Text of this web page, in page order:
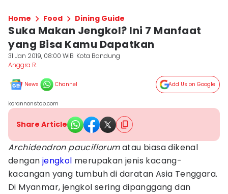
Home Food Dining Guide
Suka Makan Jengkol? Ini 7 Manfaat
yang Bisa Kamu Dapatkan
31 Jan 2019, 08:00 WIB Kota Bandung
Anggra R.
News Channel Add Us on Google
korannonstop.com
Share Article
Archidendron pauciflorumatau biasa dikenal
dengan jengkol merupakan jenis kacang-
kacangan yang tumbuh di daratan Asia Tenggara.
Di Myanmar, jengkol sering dipanggang dan